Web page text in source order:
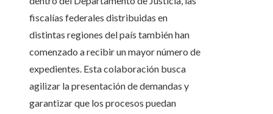
fiscalías federales distribuidas en
distintas regiones del país también han
comenzado a recibir un mayor número de
expedientes. Esta colaboración busca
agilizar la presentación de demandas y
garantizar que los procesos puedan